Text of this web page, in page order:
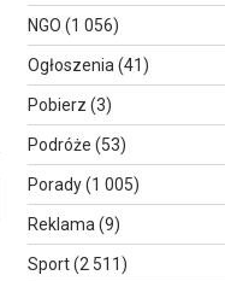
NGO (1 056)
Ogłoszenia (41)
Pobierz (3)
Podróże (53)
Porady(1 005)
Reklama (9)
Sport(2 511)